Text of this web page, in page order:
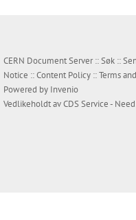
CERN Document Server ::Søk ::
Notice ::Content Policy ::Terms
Powered by Invenio
Vedlikeholdt avCDS Service-